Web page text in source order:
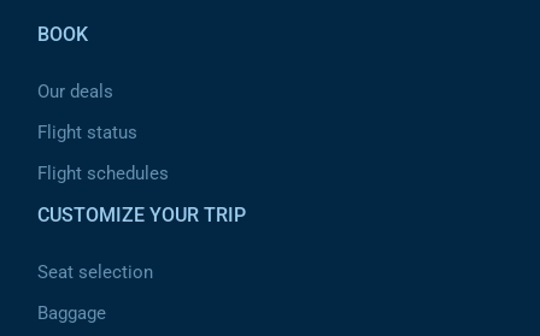
BOOK
Our deals
Flight status
Flight schedules
CUSTOMIZE YOUR TRIP
Seat selection
Baggage